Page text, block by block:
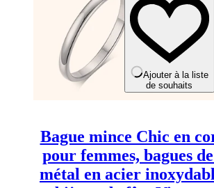
plusieurs
variations.
options
peuvent
page
produit
Ajouter à la liste
de souhaits
Bague mince Chic en
pour femmes, bagues
métal en acier